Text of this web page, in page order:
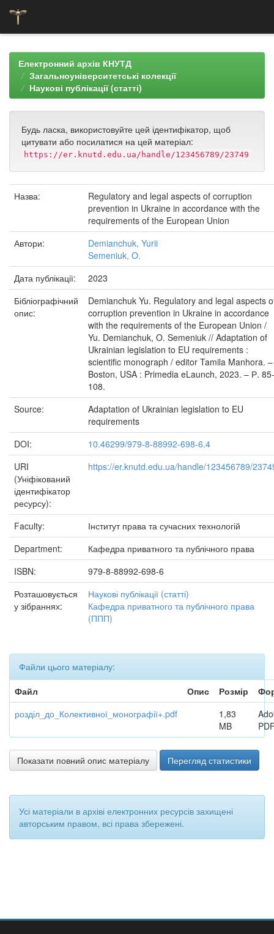
navigationЕлектронний архів КНУТД
Загальноуніверситетські колекції
Наукові публікації (статті)
Будь ласка, використовуйте цей ідентифікатор, щоб
цитувати або посилатися на цей матеріал:
https://er.knutd.edu.ua/handle/123456789/23749
Назва:
Regulatory and legal aspects of corruption
prevention in Ukraine in accordance with the
requirements of the European Union
Автори:
Demianchuk, Yurii
Semeniuk, O.
Дата публікації:
2023
Бібліографічний
опис:
Demianchuk Yu. Regulatory and legal aspects
corruption prevention in Ukraine in accordance
with the requirements of the European Union /
Yu. Demianchuk, O. Semeniuk // Adaptation of
Ukrainian legislation to EU requirements :
scientific monograph / editor Tamila Manhora. –
Boston, USA : Primedia eLaunch, 2023. – Р. 85-
108.
Source:
Adaptation of Ukrainian legislation to EU
requirements
DOI:
10.46299/979-8-88992-698-6.4
URI
(Уніфікований
ідентифікатор
ресурсу):
https://er.knutd.edu.ua/handle/123456789/
Faculty:
Інститут права та сучасних технологій
Department:
Кафедра приватного та публічного права
ISBN:
979-8-88992-698-6
Розташовується
у зібраннях:
Наукові публікації (статті)
Кафедра приватного та публічного права
(ППП)
Файли цього матеріалу:
Файл
Опис Розмір
розділ_до_Колективної_монографії+.pdf
1,83
MB
Показати повний опис матеріалу Перегляд статистики
Усі матеріали в архіві електронних ресурсів захищені
авторським правом, всі права збережені.